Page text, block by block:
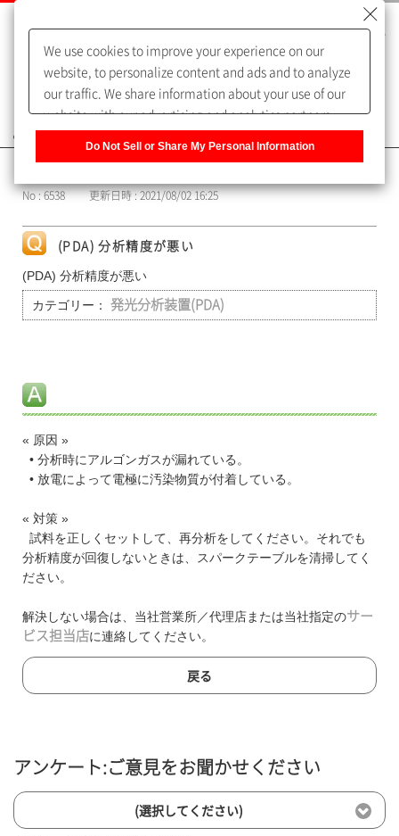
よくあるご質問（FAQ）
No : 6538 更新日時 : 2021/08/02 16:25
(PDA) 分析精度が悪い
(PDA) 分析精度が悪い
カテゴリー： 発光分析装置(PDA)
« 原因 »
• 分析時にアルゴンガスが漏れている。
• 放電によって電極に汚染物質が付着している。
« 対策 »
試料を正しくセットして、再分析をしてください。それでも
分析精度が回復しないときは、スパークテーブルを清掃してく
ださい。
解決しない場合は、当社営業所／代理店または当社指定のサー
ビス担当店に連絡してください。
戻る
アンケート:ご意見をお聞かせください
(選択してください)
We use cookies to improve your experience on our
website, to personalize content and ads and to analyze
our traffic. We share information about your use of our
website with our advertising and analytics partners,
of our sharing information about you with our partners.
Information] to customize your cookie settings on our
Do Not Sell or Share My Personal Information